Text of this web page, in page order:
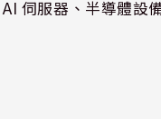
伺服器、半導體設